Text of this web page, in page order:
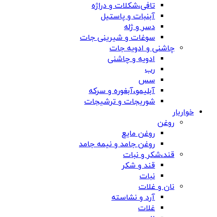
تافی،شکلات و دراژه
آبنبات و پاستیل
دسر و ژله
سوغات و شیرینی جات
چاشنی و ادویه جات
ادویه و چاشنی
رب
سس
آبلیمو،آبغوره و سرکه
شوریجات و ترشیجات
خواربار
روغن
روغن مایع
روغن جامد و نیمه جامد
قند،شکر و نبات
قند و شکر
نبات
نان و غلات
آرد و نشاسته
غلات